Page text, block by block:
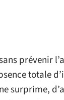
prévenir
totale
surprime,